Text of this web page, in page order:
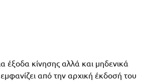
έξοδα κίνησης αλλά και μηδενικά
από την αρχική έκδοσή του